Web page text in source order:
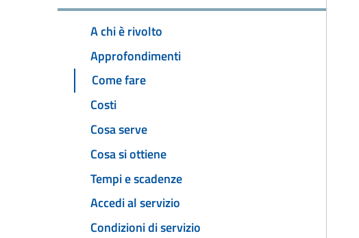
A chi è rivolto
Approfondimenti
Come fare
Costi
Cosa serve
Cosa si ottiene
Tempi e scadenze
Accedi al servizio
Condizioni di servizio